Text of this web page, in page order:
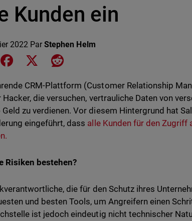
Kunden ein
2022 ParStephen Helm
on LinkedIn
Share on Facebook
Share on XShare on Reddit
CRM-Plattform (Customer Relationship
Hacker, die versuchen, vertrauliche Daten von
Geld zu verdienen. Vor diesem Hintergrund hat
eingeführt, dass alle Kunden für den Zugriff
Risiken bestehen?
die für den Schutz ihres
und besten Tools, um Angreifern einen
ist jedoch eindeutig nicht technischer